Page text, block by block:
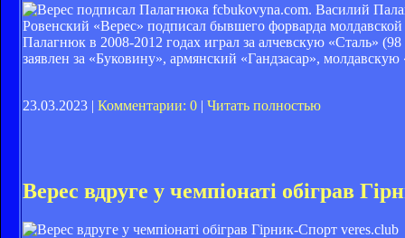
fcbukovyna.com. Василий
Ровенский «Верес» подписал бывшего форварда
Палагнюк в 2008-2012 годах играл за алчевскую «Сталь»
заявлен за «Буковину», армянский «Гандзасар»,
23.03.2023 | Комментарии: 0 | Читать полностью
Верес вдруге у чемпіонаті обіграв
veres.club